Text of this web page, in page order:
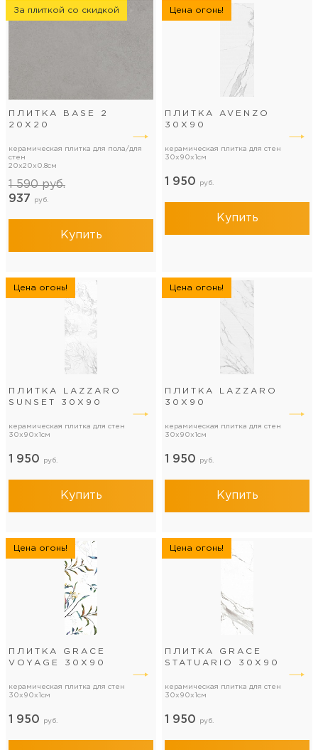
За плиткой со скидкой
ПЛИТКА BASE 2
20Х20
керамическая плитка для пола/для
стен
20x20x0.8см
1 590руб.
937
руб.
Купить
Цена огонь!
ПЛИТКА AVENZO
30Х90
керамическая плитка для стен
30x90x1см
1 950 руб.
Купить
Цена огонь!
ПЛИТКА LAZZARO
SUNSET 30Х90
керамическая плитка для стен
30x90x1см
1 950 руб.
Купить
Цена огонь!
ПЛИТКА LAZZARO
30Х90
керамическая плитка для стен
30x90x1см
1 950 руб.
Купить
Цена огонь!
ПЛИТКА GRACE
VOYAGE 30Х90
керамическая плитка для стен
30x90x1см
1 950 руб.
Цена огонь!
ПЛИТКА GRACE
STATUARIO 30Х90
керамическая плитка для стен
30x90x1см
1 950 руб.